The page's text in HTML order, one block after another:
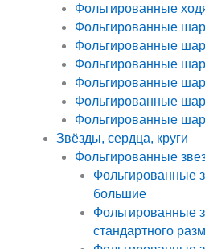
Фольгированные
Фольгированные
Фольгированные
Фольгированные
Фольгированные
Фольгированные
Фольгированные
Звёзды, сердца, круги
Фольгированные
Фольгированные
большие
Фольгированные
стандартного